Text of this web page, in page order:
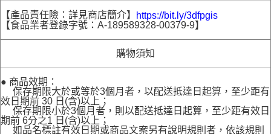
【產品責任險：詳見商店簡介】
https://bit.ly/3dfpgis
【食品業者登錄字號：A-189589328-00379-9】
購物須知
● 商品效期：
保存期限大於或等於3個月者，以配送抵達日起算，至少距有
效日期前 30 日(含)以上；
保存期限小於3個月者，則以配送抵達日起算，至少距有效日
期前 6分之1 日(含)以上；
如品名標註有效日期或商品文案另有說明規則者，依該規則